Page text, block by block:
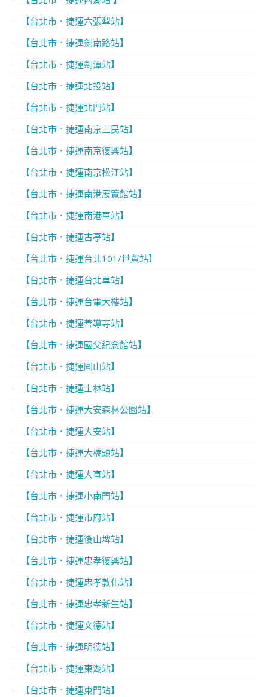
【台北市．捷運六張犁站】
【台北市．捷運劍南路站】
【台北市．捷運劍潭站】
【台北市．捷運北投站】
【台北市．捷運北門站】
【台北市．捷運南京三民站】
【台北市．捷運南京復興站】
【台北市．捷運南京松江站】
【台北市．捷運南港展覽館站】
【台北市．捷運南港車站】
【台北市．捷運古亭站】
【台北市．捷運台北101/世貿站】
【台北市．捷運台北車站】
【台北市．捷運台電大樓站】
【台北市．捷運善導寺站】
【台北市．捷運國父紀念館站】
【台北市．捷運圓山站】
【台北市．捷運士林站】
【台北市．捷運大安森林公園站】
【台北市．捷運大安站】
【台北市．捷運大橋頭站】
【台北市．捷運大直站】
【台北市．捷運小南門站】
【台北市．捷運市府站】
【台北市．捷運後山埤站】
【台北市．捷運忠孝復興站】
【台北市．捷運忠孝敦化站】
【台北市．捷運忠孝新生站】
【台北市．捷運文德站】
【台北市．捷運明德站】
【台北市．捷運東湖站】
【台北市．捷運東門站】